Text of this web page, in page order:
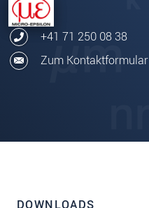
+41 71 250 08 38
Zum Kontaktformular
DOWNLOADS